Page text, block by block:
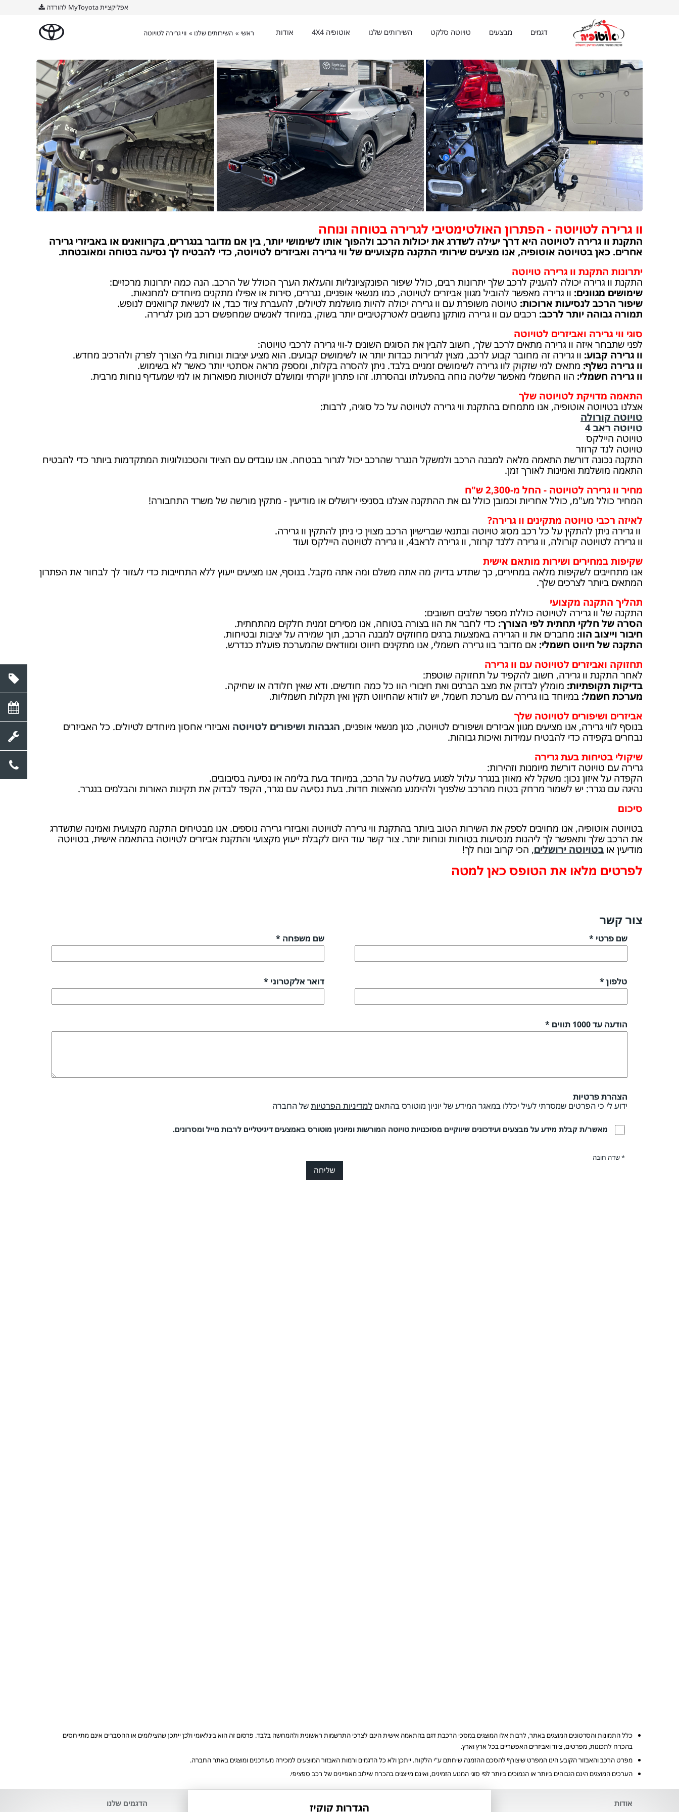
אפליקציית MyToyota להורדה
דגמים מבצעים טויוטה סלקט השירותים שלנו אוטופיה 4X4 אודות ראשי » השירותים שלנו » ווי גרירה לטויוטה
וו גרירה לטויוטה - הפתרון האולטימטיבי לגרירה בטוחה ונוחה
התקנת וו גרירה לטויוטה היא דרך יעילה לשדרג את יכולות הרכב ולהפוך אותו לשימושי יותר, בין אם מדובר בנגררים, בקרוואנים או באביזרי גרירה
אחרים. כאן בטויוטה אוטופיה, אנו מציעים שירותי התקנה מקצועיים של ווי גרירה ואביזרים לטויוטה, כדי להבטיח לך נסיעה בטוחה ומאובטחת.
יתרונות התקנת וו גרירה טויוטה
התקנת וו גרירה יכולה להעניק לרכב שלך יתרונות רבים, כולל שיפור הפונקציונליות והעלאת הערך הכולל של הרכב. הנה כמה יתרונות מרכזיים:
שימושים מגוונים: וו גרירה מאפשר להוביל מגוון אביזרים לטויוטה, כמו מנשאי אופניים, נגררים, סירות או אפילו מתקנים מיוחדים למחנאות.
שיפור הרכב לנסיעות ארוכות: טויוטה משופרת עם וו גרירה יכולה להיות מושלמת לטיולים, להעברת ציוד כבד, או לנשיאת קרוואנים לנופש.
תמורה גבוהה יותר לרכב: רכבים עם וו גרירה מותקן נחשבים לאטרקטיביים יותר בשוק, במיוחד לאנשים שמחפשים רכב מוכן לגרירה.
סוגי ווי גרירה ואביזרים לטויוטה
לפני שתבחר איזה וו גרירה מתאים לרכב שלך, חשוב להבין את הסוגים השונים ל-ווי גרירה לרכבי טויוטה:
וו גרירה קבוע: וו גרירה זה מחובר קבוע לרכב, מצוין לגרירות כבדות יותר או לשימושים קבועים. הוא מציע יציבות ונוחות בלי הצורך לפרק ולהרכיב מחדש.
וו גרירה נשלף: מתאים למי שזקוק לוו גרירה לשימושים זמניים בלבד. ניתן להסרה בקלות, ומספק מראה אסתטי יותר כאשר לא בשימוש.
וו גרירה חשמלי: הוו החשמלי מאפשר שליטה נוחה בהפעלתו ובהסרתו. זהו פתרון יוקרתי ומושלם לטויוטות מפוארות או למי שמעדיף נוחות מרבית.
התאמה מדויקת לטויוטה שלך
אצלנו בטויוטה אוטופיה, אנו מתמחים בהתקנת ווי גרירה לטויוטה על כל סוגיה, לרבות:
טויוטה קורולה
טויוטה ראב 4
טויוטה היילקס
טויוטה לנד קרוזר
התקנה נכונה דורשת התאמה מלאה למבנה הרכב ולמשקל הנגרר שהרכב יכול לגרור בבטחה. אנו עובדים עם הציוד והטכנולוגיות המתקדמות ביותר כדי להבטיח
התאמה מושלמת ואמינות לאורך זמן.
מחיר וו גרירה לטויוטה - החל מ-2,300 ש"ח
המחיר כולל מע"מ, כולל אחריות וכמובן כולל גם את ההתקנה אצלנו בסניפי ירושלים או מודיעין - מתקין מורשה של משרד התחבורה!
לאיזה רכבי טויוטה מתקינים וו גרירה?
וו גרירה ניתן להתקין על כל רכב מסוג טויוטה ובתנאי שברישיון הרכב מצוין כי ניתן להתקין וו גרירה.
וו גרירה לטויוטה קורולה, וו גרירה ללנד קרוזר, וו גרירה לראב4, וו גרירה לטויוטה היילקס ועוד
שקיפות במחירים ושירות מותאם אישית
אנו מתחייבים לשקיפות מלאה במחירים, כך שתדע בדיוק מה אתה משלם ומה אתה מקבל. בנוסף, אנו מציעים ייעוץ ללא התחייבות כדי לעזור לך לבחור את הפתרון
המתאים ביותר לצרכים שלך.
תהליך התקנה מקצועי
התקנה של וו גרירה לטויוטה כוללת מספר שלבים חשובים:
הסרה של חלקי תחתית לפי הצורך: כדי לחבר את הוו בצורה בטוחה, אנו מסירים זמנית חלקים מהתחתית.
חיבור וייצוב הוו: מחברים את וו הגרירה באמצעות ברגים מחוזקים למבנה הרכב, תוך שמירה על יציבות ובטיחות.
התקנה של חיווט חשמלי: אם מדובר בוו גרירה חשמלי, אנו מתקינים חיווט ומוודאים שהמערכת פועלת כנדרש.
תחזוקה ואביזרים לטויוטה עם וו גרירה
לאחר התקנת וו גרירה, חשוב להקפיד על תחזוקה שוטפת:
בדיקות תקופתיות: מומלץ לבדוק את מצב הברגים ואת חיבורי הוו כל כמה חודשים. ודא שאין חלודה או שחיקה.
מערכת חשמל: במיוחד בוו גרירה עם מערכת חשמל, יש לוודא שהחיווט תקין ואין תקלות חשמליות.
אביזרים ושיפורים לטויוטה שלך
בנוסף לווי גרירה, אנו מציעים מגוון אביזרים ושיפורים לטויוטה, כגון מנשאי אופניים, הגבהות ושיפורים לטויוטה ואביזרי אחסון מיוחדים לטיולים. כל האביזרים
נבחרים בקפידה כדי להבטיח עמידות ואיכות גבוהות.
שיקולי בטיחות בעת גרירה
גרירה עם טויוטה דורשת מיומנות וזהירות:
הקפדה על איזון נכון: משקל לא מאוזן בנגרר עלול לפגוע בשליטה על הרכב, במיוחד בעת בלימה או נסיעה בסיבובים.
נהיגה עם נגרר: יש לשמור מרחק בטוח מהרכב שלפניך ולהימנע מהאצות חדות. בעת נסיעה עם נגרר, הקפד לבדוק את תקינות האורות והבלמים בנגרר.
סיכום
בטויוטה אוטופיה, אנו מחויבים לספק את השירות הטוב ביותר בהתקנת ווי גרירה לטויוטה ואביזרי גרירה נוספים. אנו מבטיחים התקנה מקצועית ואמינה שתשדרג
את הרכב שלך ותאפשר לך ליהנות מנסיעות בטוחות ונוחות יותר. צור קשר עוד היום לקבלת ייעוץ מקצועי והתקנת אביזרים לטויוטה בהתאמה אישית, בטויוטה
מודיעין או בטויוטה ירושלים, הכי קרוב ונוח לך!
לפרטים מלאו את הטופס כאן למטה
צור קשר
שם פרטי * שם משפחה *
טלפון * דואר אלקטרוני *
הודעה עד 1000 תווים *
הצהרת פרטיות
ידוע לי כי הפרטים שמסרתי לעיל יכללו במאגר המידע של יוניון מוטורס בהתאם למדיניות הפרטיותשל החברה
מאשר/ת קבלת מידע על מבצעים ועידכונים שיווקיים מסוכנויות טויוטה המורשות ומיוניון מוטורס באמצעים דיגיטליים לרבות מייל ומסרונים.
* שדה חובה
כלל התמונות והסרטונים המוצגים באתר, לרבות אלו המוצגים במסכי הרכבת דגם בהתאמה אישית הינם לצרכי התרשמות ראשונית ולהמחשה בלבד. פרסום זה הוא בינלאומי ולכן ייתכן שהצילומים או ההסברים אינם מתייחסים
בהכרח לתכונות, מפרטים, ציוד ואביזרים האפשריים בכל ארץ וארץ.
מפרט הרכב והאבזור הקובע הינו המפרט שיצורף להסכם ההזמנה שיחתם ע"י הלקוח. ייתכן ולא כל הדגמים ורמות האבזור המוצעים למכירה מעודכנים ומוצגים באתר החברה.
הערכים המוצגים הינם הגבוהים ביותר או הנמוכים ביותר לפי סוגי המנוע הזמינים, ואינם מייצגים בהכרח שילוב מאפיינים של רכב ספציפי.
אודות הדגמים שלנו הגדרות קוקיז